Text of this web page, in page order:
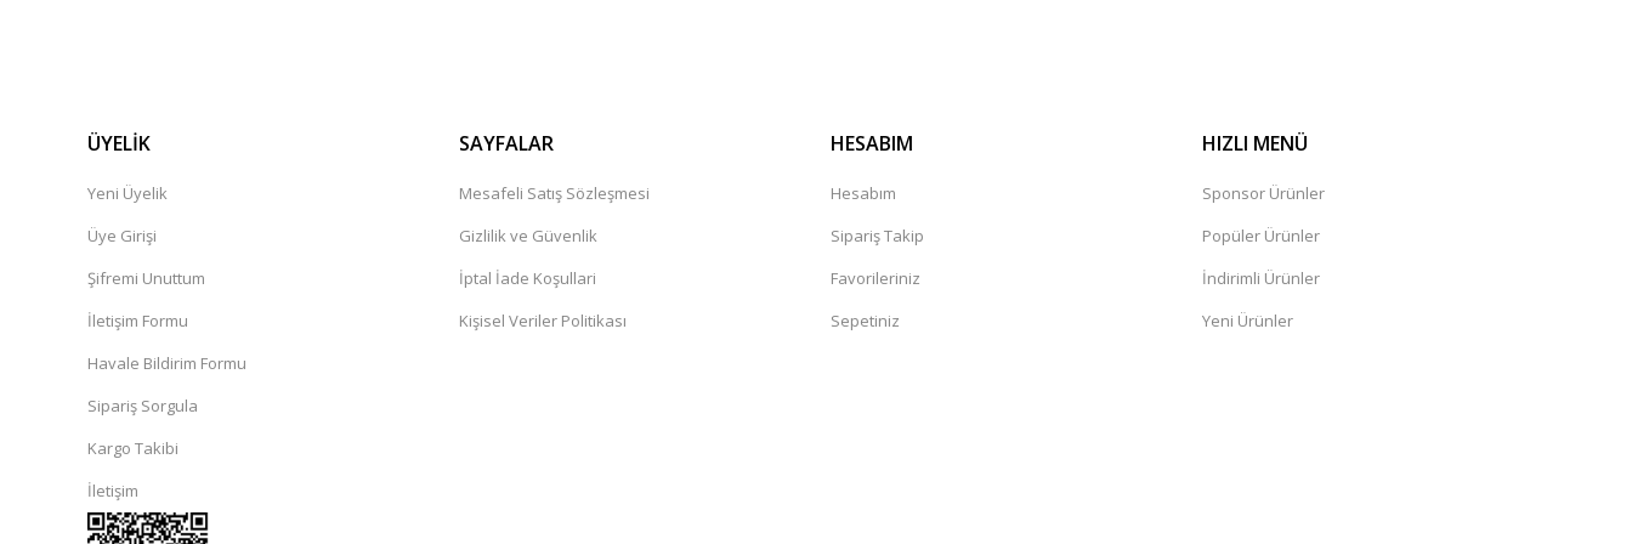
ÜYELİK
Yeni Üyelik
Üye Girişi
Şifremi Unuttum
İletişim Formu
Havale Bildirim Formu
Sipariş Sorgula
Kargo Takibi
İletişim
SAYFALAR
Mesafeli Satış Sözleşmesi
Gizlilik ve Güvenlik
İptal İade Koşullari
Kişisel Veriler Politikası
HESABIM
Hesabım
Sipariş Takip
Favorileriniz
Sepetiniz
HIZLI MENÜ
Sponsor Ürünler
Popüler Ürünler
İndirimli Ürünler
Yeni Ürünler